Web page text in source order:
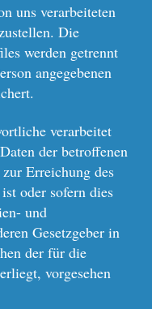
uns verarbeiteten
Die
werden getrennt
angegebenen
verarbeitet
der betroffenen
Erreichung des
oder sofern dies
und
Gesetzgeber in
der für die
vorgesehen